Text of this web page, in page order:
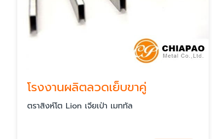
โรงงานผลิตลวดเย็บขาคู่
ตราสิงห์โต Lion เจียเป่า เมททัล